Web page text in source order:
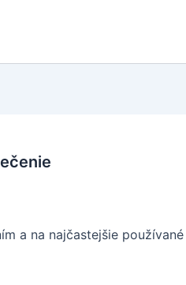
a na najčastejšie